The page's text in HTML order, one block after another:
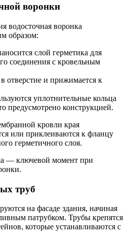
воронки
водосточная воронка
образом:
слой герметика для
соединения с кровельным
отверстие и прижимается к
уплотнительные кольца
предусмотрено конструкцией.
кровли края
или приклеиваются к фланцу
герметичного слоя.
— ключевой момент при
труб
на фасаде здания, начиная
патрубком. Трубы крепятся
которые устанавливаются с